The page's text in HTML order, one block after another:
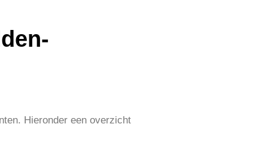
Hieronder een overzicht